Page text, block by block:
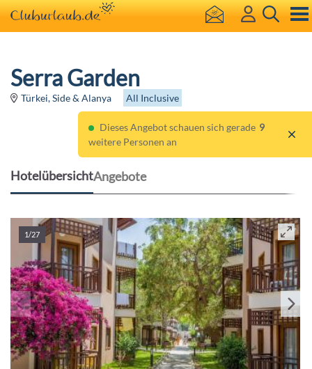
Serra Garden
Türkei, Side & Alanya All Inclusive
HotelübersichtAngebote
1/27
Dieses Angebot schauen sich gerade 9
weitere Personen an